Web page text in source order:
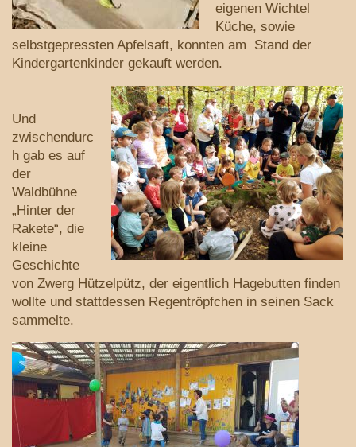
eigenen Wichtel
Küche, sowie
selbstgepressten Apfelsaft, konnten am Stand der
Kindergartenkinder gekauft werden.
Und
zwischendurc
h gab es auf
der
Waldbühne
„Hinter der
Rakete“, die
kleine
Geschichte
von Zwerg Hützelpütz, der eigentlich Hagebutten finden
wollte und stattdessen Regentröpfchen in seinen Sack
sammelte.